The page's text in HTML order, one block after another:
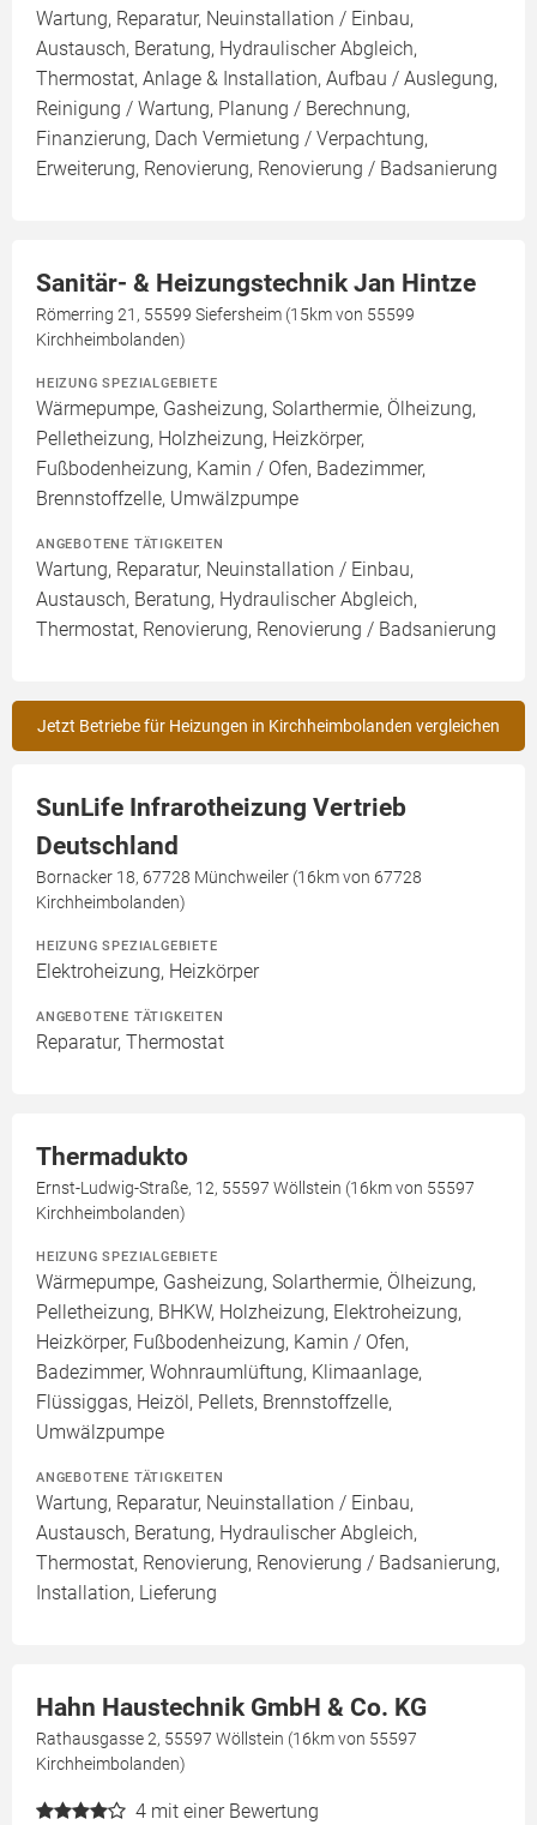
Wartung, Reparatur, Neuinstallation / Einbau,
Austausch, Beratung, Hydraulischer Abgleich,
Thermostat, Anlage & Installation, Aufbau / Auslegung,
Reinigung / Wartung, Planung / Berechnung,
Finanzierung, Dach Vermietung / Verpachtung,
Erweiterung, Renovierung, Renovierung / Badsanierung
Sanitär- & Heizungstechnik Jan Hintze
Römerring 21, 55599 Siefersheim (15km von 55599
Kirchheimbolanden)
HEIZUNG SPEZIALGEBIETE
Wärmepumpe, Gasheizung, Solarthermie, Ölheizung,
Pelletheizung, Holzheizung, Heizkörper,
Fußbodenheizung, Kamin / Ofen, Badezimmer,
Brennstoffzelle, Umwälzpumpe
ANGEBOTENE TÄTIGKEITEN
Wartung, Reparatur, Neuinstallation / Einbau,
Austausch, Beratung, Hydraulischer Abgleich,
Thermostat, Renovierung, Renovierung / Badsanierung
Jetzt Betriebe für Heizungen in Kirchheimbolanden vergleichen
SunLife Infrarotheizung Vertrieb
Deutschland
Bornacker 18, 67728 Münchweiler (16km von 67728
Kirchheimbolanden)
HEIZUNG SPEZIALGEBIETE
Elektroheizung, Heizkörper
ANGEBOTENE TÄTIGKEITEN
Reparatur, Thermostat
Thermadukto
Ernst-Ludwig-Straße, 12, 55597 Wöllstein (16km von 55597
Kirchheimbolanden)
HEIZUNG SPEZIALGEBIETE
Wärmepumpe, Gasheizung, Solarthermie, Ölheizung,
Pelletheizung, BHKW, Holzheizung, Elektroheizung,
Heizkörper, Fußbodenheizung, Kamin / Ofen,
Badezimmer, Wohnraumlüftung, Klimaanlage,
Flüssiggas, Heizöl, Pellets, Brennstoffzelle,
Umwälzpumpe
ANGEBOTENE TÄTIGKEITEN
Wartung, Reparatur, Neuinstallation / Einbau,
Austausch, Beratung, Hydraulischer Abgleich,
Thermostat, Renovierung, Renovierung / Badsanierung,
Installation, Lieferung
Hahn Haustechnik GmbH & Co. KG
Rathausgasse 2, 55597 Wöllstein (16km von 55597
Kirchheimbolanden)
4 mit einer Bewertung